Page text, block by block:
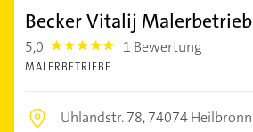
Becker Vitalij Malerbetrieb
5,0 5.0 1 Bewertung
MALERBETRIEBE
Uhlandstr. 78,74074 Heilbronn